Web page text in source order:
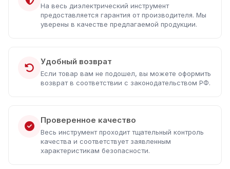
На весь диэлектрический инструмент
предоставляется гарантия от производителя. Мы
уверены в качестве предлагаемой продукции.
Удобный возврат
Если товар вам не подошел, вы можете оформить
возврат в соответствии с законодательством РФ.
Проверенное качество
Весь инструмент проходит тщательный контроль
качества и соответствует заявленным
характеристикам безопасности.